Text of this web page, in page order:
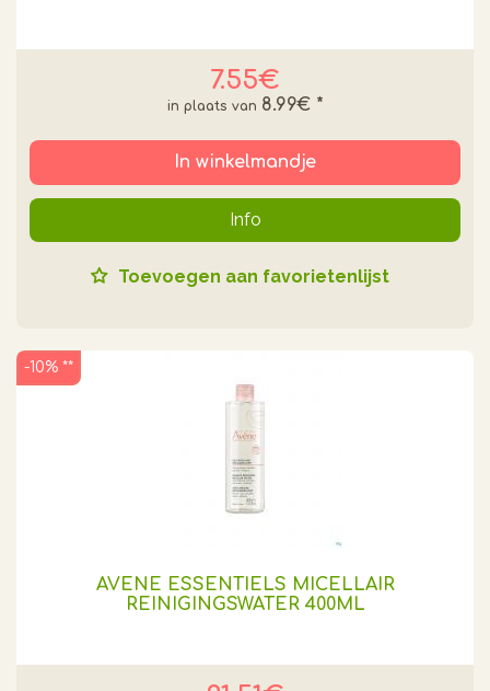
7.55€
8.99€ *
In winkelmandje
Info
Toevoegen aan favorietenlijst
AVENE ESSENTIELS MICELLAIR
REINIGINGSWATER 400ML
-10% **